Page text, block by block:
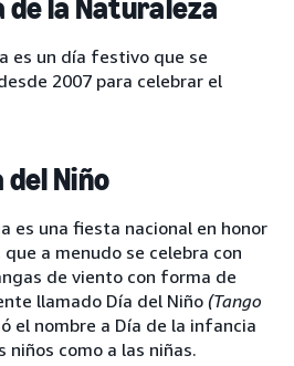
de la Naturaleza
es un día festivo que se
2007 para celebrar el
del Niño
es una fiesta nacional en honor
a menudo se celebra con
de viento con forma de
llamado Día del Niño(Tango
el nombre a Día de la infancia
como a las niñas.